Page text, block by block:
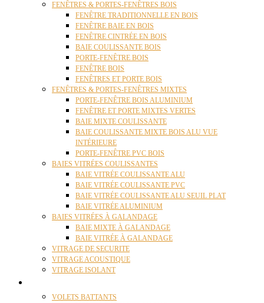
FENÊTRES & PORTES-FENÊTRES BOIS
FENÊTRE TRADITIONNELLE EN BOIS
FENÊTRE BAIE EN BOIS
FENÊTRE CINTRÉE EN BOIS
BAIE COULISSANTE BOIS
PORTE-FENÊTRE BOIS
FENÊTRE BOIS
FENÊTRES ET PORTE BOIS
FENÊTRES & PORTES-FENÊTRES MIXTES
PORTE-FENÊTRE BOIS ALUMINIUM
FENÊTRE ET PORTE MIXTES VERTES
BAIE MIXTE COULISSANTE
BAIE COULISSANTE MIXTE BOIS ALU VUE
INTÉRIEURE
PORTE-FENÊTRE PVC BOIS
BAIES VITRÉES COULISSANTES
BAIE VITRÉE COULISSANTE ALU
BAIE VITRÉE COULISSANTE PVC
BAIE VITRÉE COULISSANTE ALU SEUIL PLAT
BAIE VITRÉE ALUMINIUM
BAIES VITRÉES À GALANDAGE
BAIE MIXTE À GALANDAGE
BAIE VITRÉE À GALANDAGE
VITRAGE DE SECURITE
VITRAGE ACOUSTIQUE
VITRAGE ISOLANT
VOLETS BATTANTS